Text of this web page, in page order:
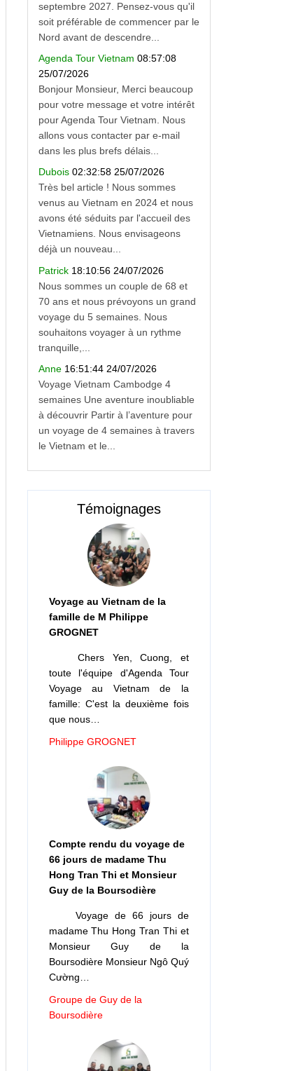
septembre 2027. Pensez-vous qu'il
soit préférable de commencer par le
Nord avant de descendre...
Agenda Tour Vietnam 08:57:08
25/07/2026
Bonjour Monsieur, Merci beaucoup
pour votre message et votre intérêt
pour Agenda Tour Vietnam. Nous
allons vous contacter par e-mail
dans les plus brefs délais...
Dubois 02:32:58 25/07/2026
Très bel article ! Nous sommes
venus au Vietnam en 2024 et nous
avons été séduits par l'accueil des
Vietnamiens. Nous envisageons
déjà un nouveau...
Patrick 18:10:56 24/07/2026
Nous sommes un couple de 68 et
70 ans et nous prévoyons un grand
voyage du 5 semaines. Nous
souhaitons voyager à un rythme
tranquille,...
Anne 16:51:44 24/07/2026
Voyage Vietnam Cambodge 4
semaines Une aventure inoubliable
à découvrir Partir à l’aventure pour
un voyage de 4 semaines à travers
le Vietnam et le...
Témoignages
Voyage au Vietnam de la
famille de M Philippe
GROGNET
Chers Yen, Cuong, et
toute l'équipe d'Agenda Tour
Voyage au Vietnam de la
famille: C'est la deuxième fois
que nous…
Philippe GROGNET
Compte rendu du voyage de
66 jours de madame Thu
Hong Tran Thi et Monsieur
Guy de la Boursodière
Voyage de 66 jours de
madame Thu Hong Tran Thi et
Monsieur Guy de la
Boursodière Monsieur Ngô Quý
Cường…
Groupe de Guy de la
Boursodière